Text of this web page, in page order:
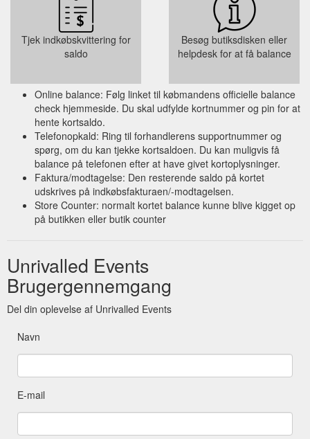
Tjek indkøbskvittering for
saldo
Besøg butiksdisken eller
helpdesk for at få balance
Online balance: Følg linket til købmandens officielle balance
check hjemmeside. Du skal udfylde kortnummer og pin for at
hente kortsaldo.
Telefonopkald: Ring til forhandlerens supportnummer og
spørg, om du kan tjekke kortsaldoen. Du kan muligvis få
balance på telefonen efter at have givet kortoplysninger.
Faktura/modtagelse: Den resterende saldo på kortet
udskrives på indkøbsfakturaen/-modtagelsen.
Store Counter: normalt kortet balance kunne blive kigget op
på butikken eller butik counter
Unrivalled Events
Brugergennemgang
Del din oplevelse af Unrivalled Events
Navn
E-mail